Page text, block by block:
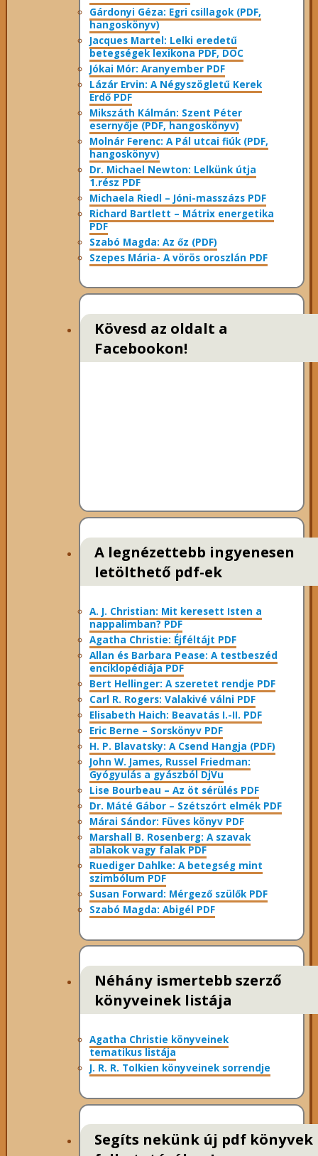
Gárdonyi Géza: Egri csillagok (PDF,
hangoskönyv)
Jacques Martel: Lelki eredetű
betegségek lexikona PDF, DOC
Jókai Mór: Aranyember PDF
Lázár Ervin: A Négyszögletű Kerek
Erdő PDF
Mikszáth Kálmán: Szent Péter
esernyője (PDF, hangoskönyv)
Molnár Ferenc: A Pál utcai fiúk (PDF,
hangoskönyv)
Dr. Michael Newton: Lelkünk útja
1.rész PDF
Michaela Riedl – Jóni-masszázs PDF
Richard Bartlett – Mátrix energetika
PDF
Szabó Magda: Az őz (PDF)
Szepes Mária- A vörös oroszlán PDF
Kövesd az oldalt a
Facebookon!
A legnézettebb ingyenesen
letölthető pdf-ek
A. J. Christian: Mit keresett Isten a
nappalimban? PDF
Agatha Christie: Éjféltájt PDF
Allan és Barbara Pease: A testbeszéd
enciklopédiája PDF
Bert Hellinger: A ​szeretet rendje PDF
Carl R. Rogers: Valakivé válni PDF
Elisabeth Haich: Beavatás I.-II. PDF
Eric Berne – Sorskönyv PDF
H. P. Blavatsky: A Csend Hangja (PDF)
John W. James, Russel Friedman:
Gyógyulás a gyászból DjVu
Lise Bourbeau – Az öt sérülés PDF
Dr. Máté Gábor – Szétszórt elmék PDF
Márai Sándor: Füves könyv PDF
Marshall B. Rosenberg: A szavak
ablakok vagy falak PDF
Ruediger Dahlke: A betegség mint
szimbólum PDF
Susan Forward: Mérgező szülők PDF
Szabó Magda: Abigél PDF
Néhány ismertebb szerző
könyveinek listája
Agatha Christie könyveinek
tematikus listája
J. R. R. Tolkien könyveinek sorrendje
Segíts nekünk új pdf könyvek